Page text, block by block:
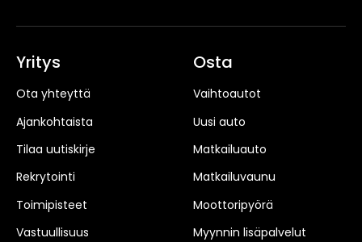
Yritys
Ota yhteyttä
Ajankohtaista
Tilaa uutiskirje
Rekrytointi
Toimipisteet
Vastuullisuus
Osta
Vaihtoautot
Uusi auto
Matkailuauto
Matkailuvaunu
Moottoripyörä
Myynnin lisäpalvelut